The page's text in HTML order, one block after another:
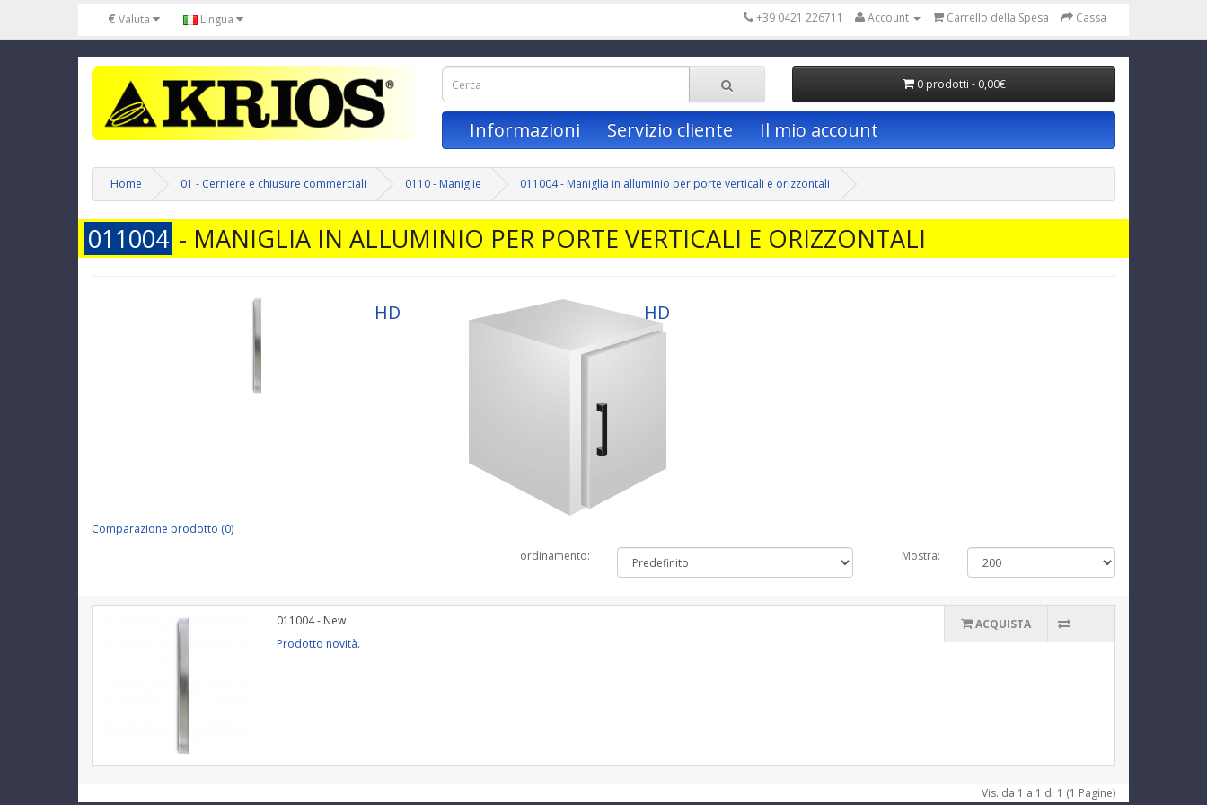
€ Valuta Lingua +39 0421 226711 Account Carrello della Spesa Cassa
0 prodotti - 0,00€
Informazioni Servizio cliente Il mio account
Home 01 - Cerniere e chiusure commerciali 0110 - Maniglie 011004 - Maniglia in alluminio per porte verticali e orizzontali
011004 - MANIGLIA IN ALLUMINIO PER PORTE VERTICALI E ORIZZONTALI
HD HD
Comparazione prodotto (0)
ordinamento:
Mostra:
011004 - New
Prodotto novità.
ACQUISTA
Vis. da 1 a 1 di 1 (1 Pagine)